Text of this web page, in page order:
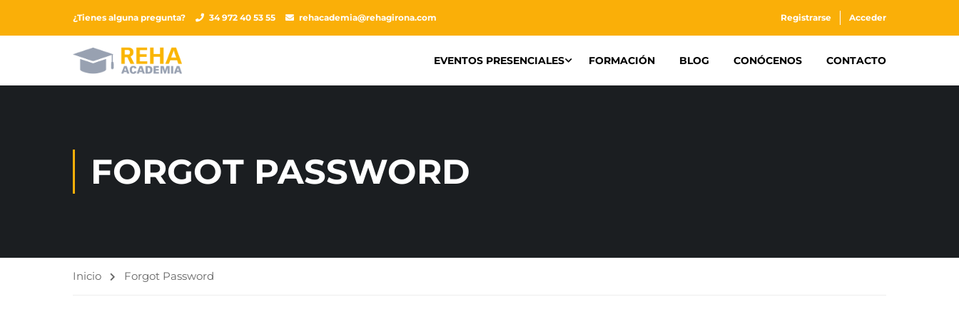
¿Tienes alguna pregunta? 34 972 40 53 55 rehacademia@rehagirona.com Registrarse Acceder
EVENTOS PRESENCIALES FORMACIÓN BLOG CONÓCENOS CONTACTO
FORGOT PASSWORD
Inicio Forgot Password